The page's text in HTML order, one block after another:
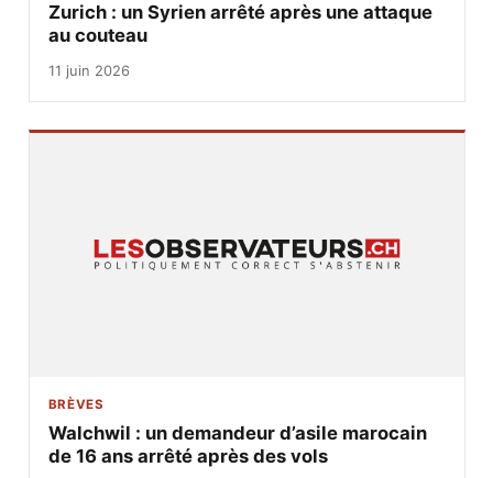
Zurich : un Syrien arrêté après une attaque
au couteau
11 juin 2026
BRÈVES
Walchwil : un demandeur d’asile marocain
de 16 ans arrêté après des vols